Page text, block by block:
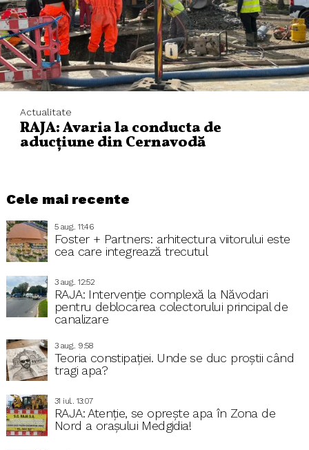
Actualitate
RAJA: Avaria la conducta de
aducțiune din Cernavodă
Cele mai recente
5 aug.. 11:46
Foster + Partners: arhitectura viitorului este
cea care integrează trecutul
3 aug.. 12:52
RAJA: Intervenție complexă la Năvodari
pentru deblocarea colectorului principal de
canalizare
3 aug.. 9:58
Teoria constipației. Unde se duc proștii când
tragi apa?
31 iul.. 13:07
RAJA: Atenție, se oprește apa în Zona de
Nord a orașului Medgidia!